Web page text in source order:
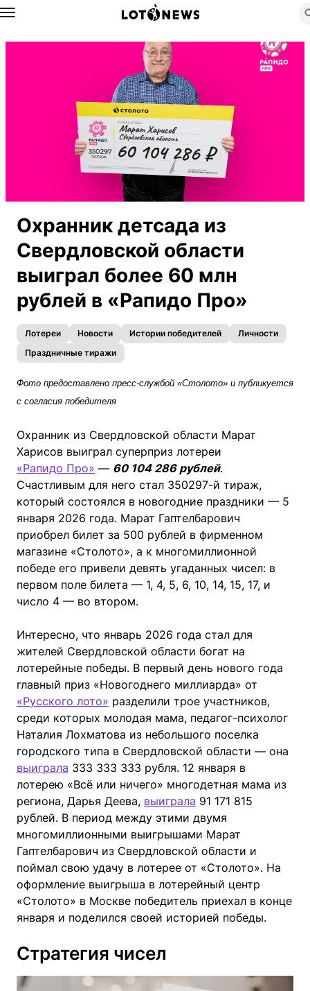
Назад
Охранник детсада из
Свердловской области
выиграл более 60 млн
рублей в «Рапидо Про»
Лотереи Новости Истории победителей
Личности
Праздничные тиражи
Фото предоставлено пресс-службой «Столото» и публикуется
с согласия победителя
Охранник из Свердловской области Марат
Харисов выиграл суперприз лотереи
«Рапидо Про» — 60 104 286 рублей.
Счастливым для него стал 350297-й тираж,
который состоялся в новогодние праздники — 5
января 2026 года. Марат Гаптелбарович
приобрел билет за 500 рублей в фирменном
магазине «Столото», а к многомиллионной
победе его привели девять угаданных чисел: в
первом поле билета — 1, 4, 5, 6, 10, 14, 15, 17, и
число 4 — во втором.
Интересно, что январь 2026 года стал для
жителей Свердловской области богат на
лотерейные победы. В первый день нового года
главный приз «Новогоднего миллиарда» от
«Русского лото» разделили трое участников,
среди которых молодая мама, педагог-психолог
Наталия Лохматова из небольшого поселка
городского типа в Свердловской области — она
выиграла 333 333 333 рубля. 12 января в
лотерею «Всё или ничего» многодетная мама из
региона, Дарья Деева, выиграла 91 171 815
рублей. В период между этими двумя
многомиллионными выигрышами Марат
Гаптелбарович из Свердловской области и
поймал свою удачу в лотерее от «Столото». На
оформление выигрыша в лотерейный центр
«Столото» в Москве победитель приехал в конце
января и поделился своей историей победы.
Стратегия чисел